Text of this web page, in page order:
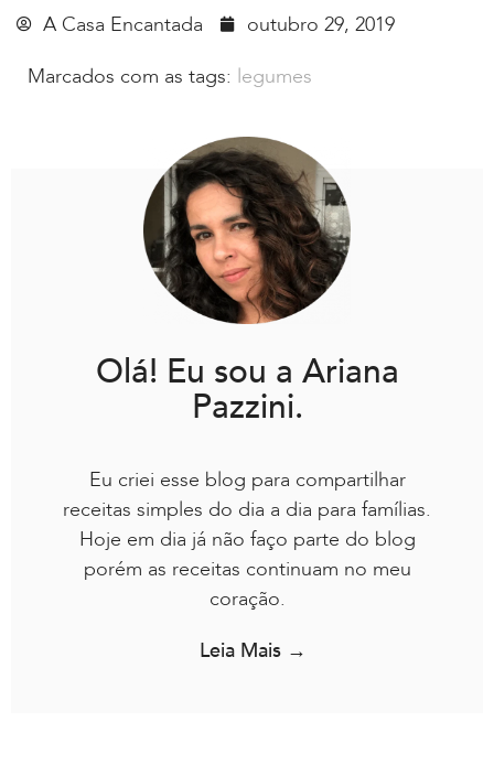
A Casa Encantada
outubro 29, 2019
Marcados com as tags: legumes
Olá! Eu sou a Ariana
Pazzini.
Eu criei esse blog para compartilhar
receitas simples do dia a dia para famílias.
Hoje em dia já não faço parte do blog
porém as receitas continuam no meu
coração.
Leia Mais →